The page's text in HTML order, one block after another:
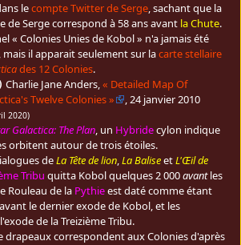
lecompte Twitter de Serge, sachant que la
de Serge correspond à 58 ans avant la Chute.
« Colonies Unies de Kobol » n'a jamais été
mais il apparait seulement sur lacarte stellaire
des 12 Colonies.
) Charlie JaneAnders,« Detailed Map Of
Twelve Colonies» ,24 janvier 2010
2020)
Galactica: The Plan, un Hybridecylon indique
orbitent autour de trois étoiles.
deLa Tête de lion,La BaliseetL'Œil de
Tribu quitta Kobol quelques 2 000avantles
Rouleau de la Pythieest daté comme étant
le dernier exode de Kobol, et les
de la Treizième Tribu.
drapeaux correspondent aux Colonies d'après